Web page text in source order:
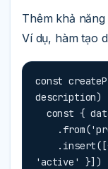
Thêm khả
Ví dụ, hàm tạo
const
description)
'active' }])